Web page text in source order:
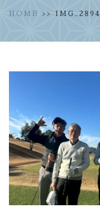
HOME >> IMG_2894